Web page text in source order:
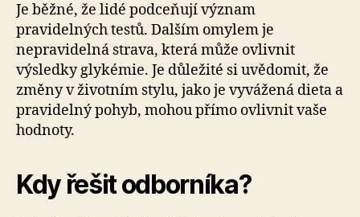
Je běžné, že lidé podceňují význam
pravidelných testů. Dalším omylem je
nepravidelná strava, která může ovlivnit
výsledky glykémie. Je důležité si uvědomit, že
změny v životním stylu, jako je vyvážená dieta a
pravidelný pohyb, mohou přímo ovlivnit vaše
hodnoty.
Kdy řešit odborníka?